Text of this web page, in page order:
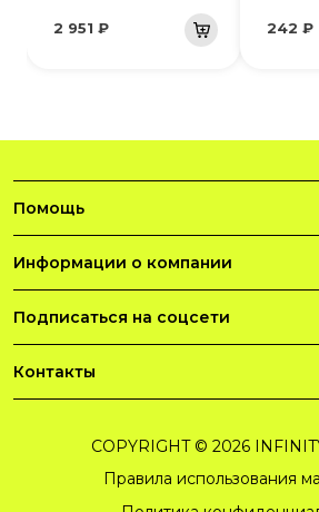
2 951 ₽ 242 ₽
Помощь
Информации о компании
Подписаться на соцсети
Контакты
COPYRIGHT © 2026
Правила использования